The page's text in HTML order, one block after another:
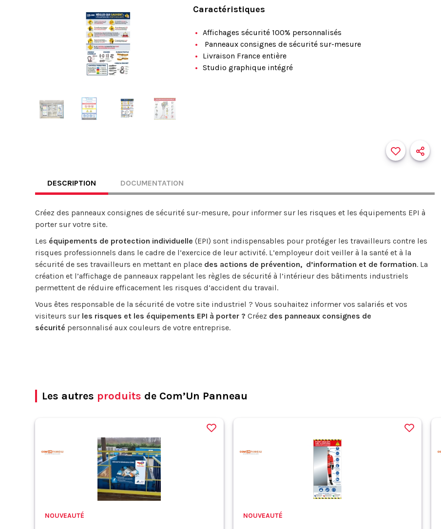
Caractéristiques
Affichages sécurité 100% personnalisés
Panneaux consignes de sécurité sur-mesure
Livraison France entière
Studio graphique intégré
DESCRIPTION DOCUMENTATION
Créez des panneaux consignes de sécurité sur-mesure, pour informer sur les risques et les équipements EPI à
porter sur votre site.
Les équipements de protection individuelle (EPI) sont indispensables pour protéger les travailleurs contre les
risques professionnels dans le cadre de l’exercice de leur activité. L’employeur doit veiller à la santé et à la
sécurité de ses travailleurs en mettant en place des actions de prévention, d’information et de formation. La
création et l’affichage de panneaux rappelant les règles de sécurité à l’intérieur des bâtiments industriels
permettent de réduire efficacement les risques d’accident du travail.
Vous êtes responsable de la sécurité de votre site industriel ? Vous souhaitez informer vos salariés et vos
visiteurs sur les risques et les équipements EPI à porter ? Créez des panneaux consignes de
sécurité personnalisé aux couleurs de votre entreprise.
Les autres produits de Com’Un Panneau
NOUVEAUTÉ NOUVEAUTÉ